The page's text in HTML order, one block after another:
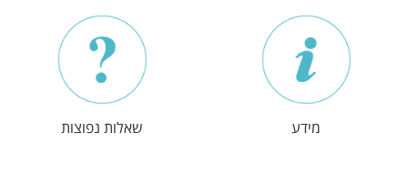
מידע שאלות נפוצות